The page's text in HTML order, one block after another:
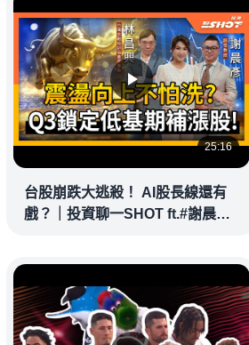
25:16
台股崩跌大逃殺！ AI股長線還有
戲？｜投資聊一SHOT ft.#謝晨彥